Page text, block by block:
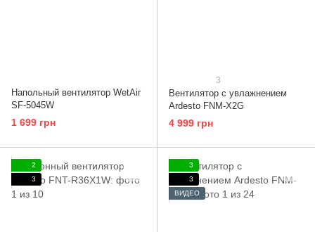
Напольный вентилятор WetAir
SF-5045W
1 699 грн
3
Вентилятор с увлажнением
Ardesto FNM-X2G
4 999 грн
2
3
3
3
ВИДЕО